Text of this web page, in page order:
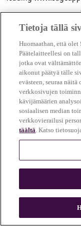
n
Tietoja tällä
Huomaathan, että
Päätelaitteellesi on
jotka ovat
aikonut päätyä tälle
evästeen, seuraa
verkkosivujen
kävijämäärien
sosiaalisen median
verkkovierailusi
täältä. Katso